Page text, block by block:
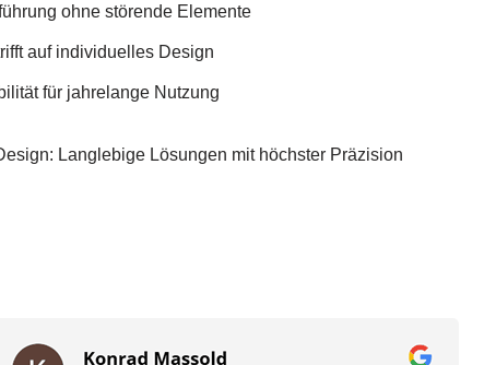
ohne störende Elemente
auf individuelles Design
für jahrelange Nutzung
Langlebige Lösungen mit höchster Präzision